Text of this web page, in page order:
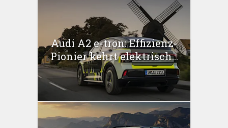
Audi A2 e-tron: Effizienz-
Pionier kehrt elektrisch...